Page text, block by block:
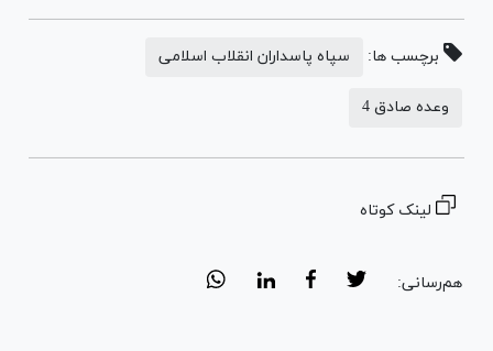
برچسب ها: سپاه پاسداران انقلاب اسلامی
وعده صادق 4
لینک کوتاه
هم‌رسانی: